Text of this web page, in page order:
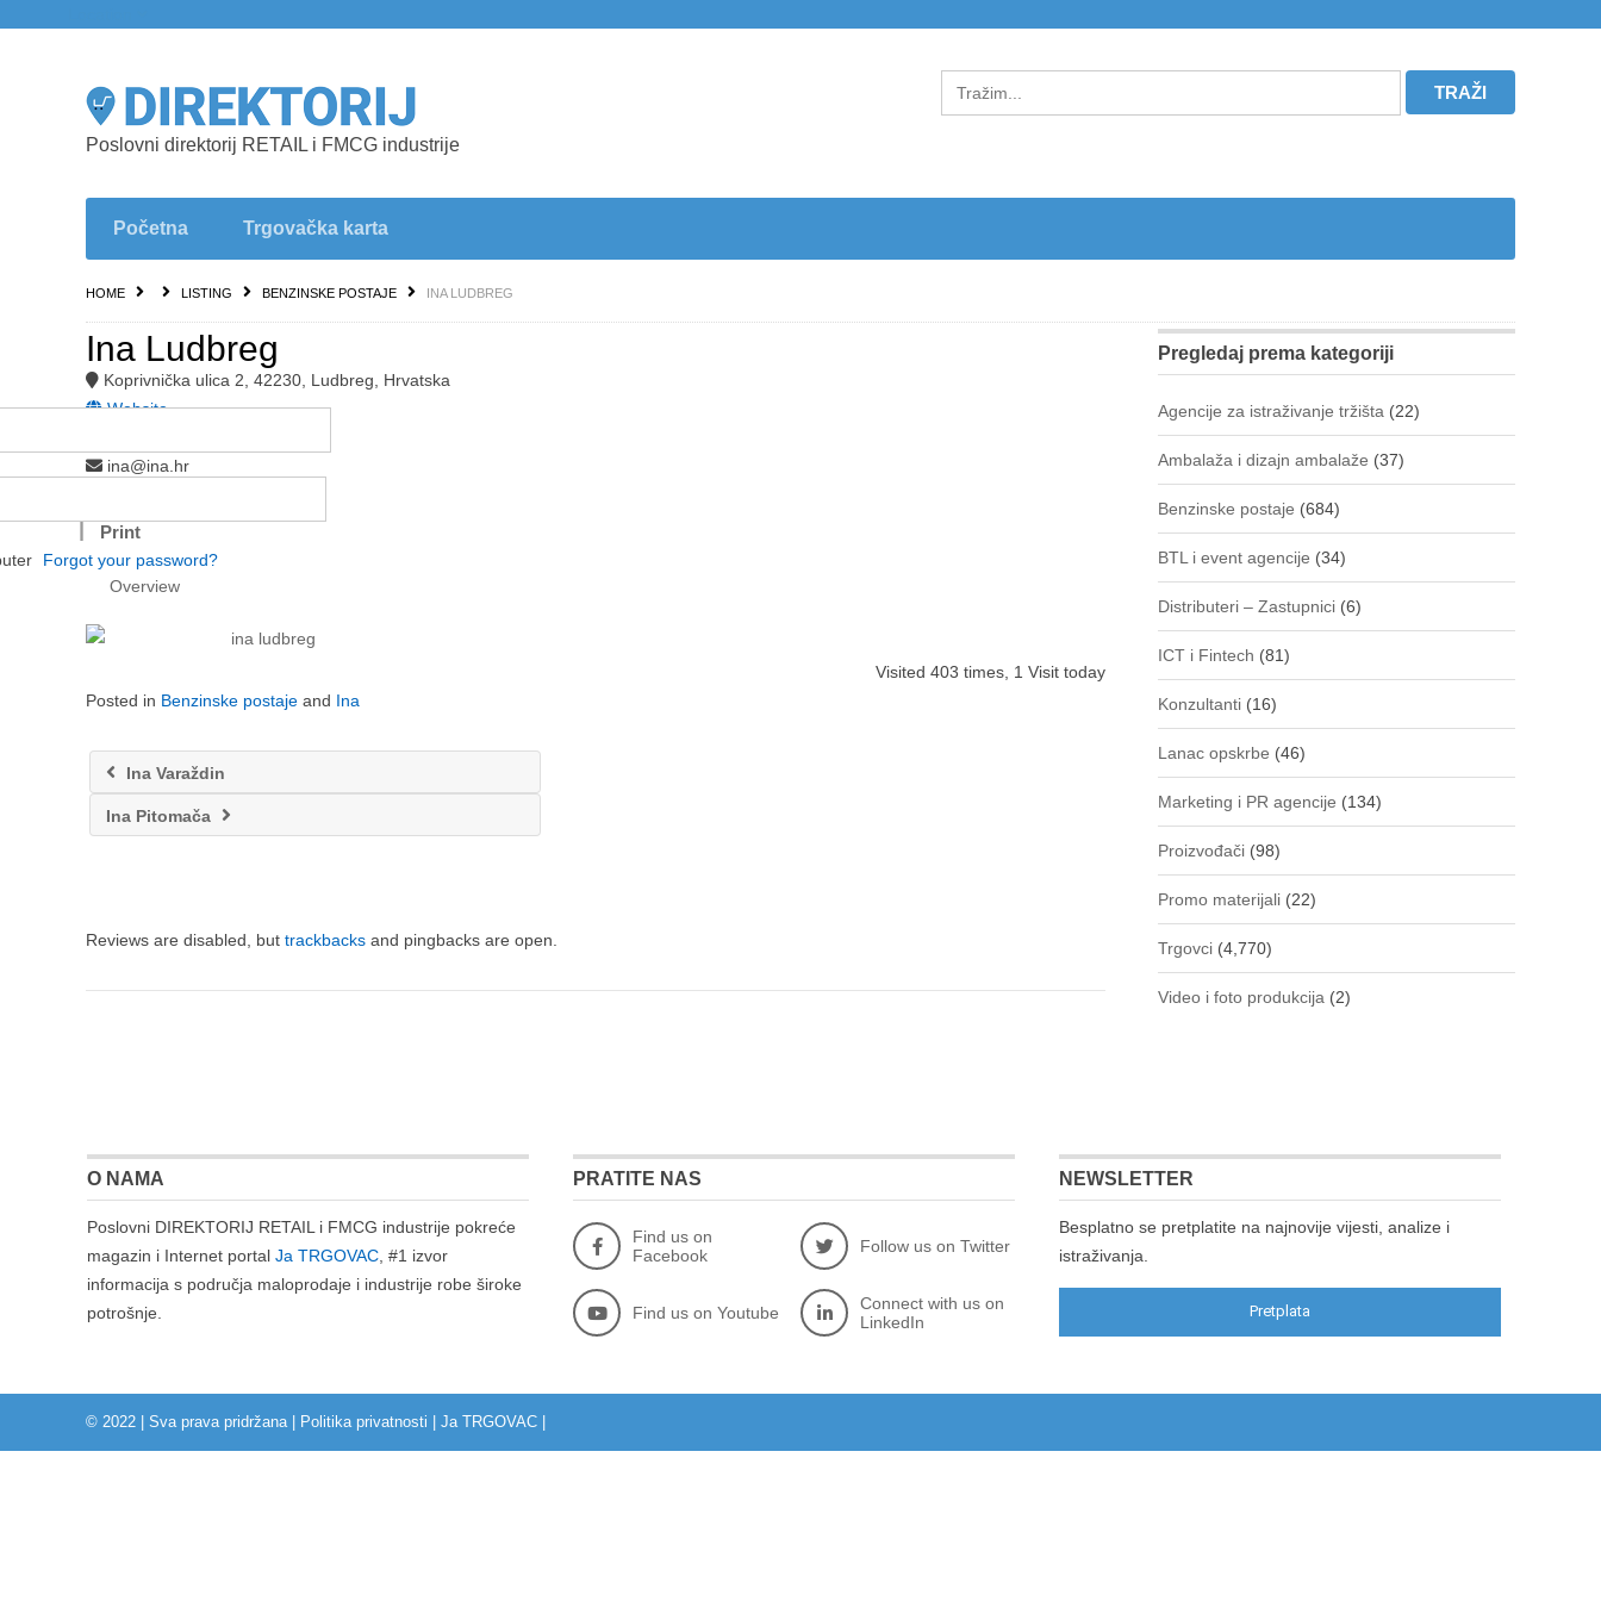
Poslovni direktorij RETAIL i FMCG industrije
Početna Trgovačka karta
HOME LISTING BENZINSKE POSTAJE INA LUDBREG
Ina Ludbreg
Koprivnička ulica 2, 42230, Ludbreg, Hrvatska
Website
ina@ina.hr
Print
Overview
Visited 403 times, 1 Visit today
Posted in Benzinske postaje and Ina
Ina Varaždin
Ina Pitomača
Reviews are disabled, but trackbacks and pingbacks are open.
Pregledaj prema kategoriji
Agencije za istraživanje tržišta (22)
Ambalaža i dizajn ambalaže (37)
Benzinske postaje (684)
BTL i event agencije (34)
Distributeri – Zastupnici (6)
ICT i Fintech (81)
Konzultanti (16)
Lanac opskrbe (46)
Marketing i PR agencije (134)
Proizvođači (98)
Promo materijali (22)
Trgovci (4,770)
Video i foto produkcija (2)
O NAMA
Poslovni DIREKTORIJ RETAIL i FMCG industrije pokreće
magazin i Internet portalJa TRGOVAC , #1 izvor
informacija s područja maloprodaje i industrije robe široke
potrošnje.
PRATITE NAS
Find us on
Facebook
Follow us on Twitter
Find us on Youtube
Connect with us on
LinkedIn
NEWSLETTER
Besplatno se pretplatite na najnovije vijesti, analize i
istraživanja.
Pretplata
© 2022 | Sva prava pridržana | Politika privatnosti Ja TRGOVAC
Forgot your password?